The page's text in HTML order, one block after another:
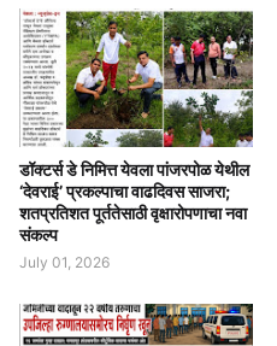
डॉक्टर्स डे निमित्त येवला पांजरपोळ येथील
‘देवराई’ प्रकल्पाचा वाढदिवस साजरा;
शतप्रतिशत पूर्ततेसाठी वृक्षारोपणाचा नवा
संकल्प
July 01, 2026